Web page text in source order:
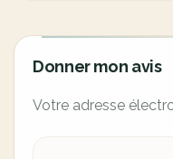
Donner mon avis
Votre adresse